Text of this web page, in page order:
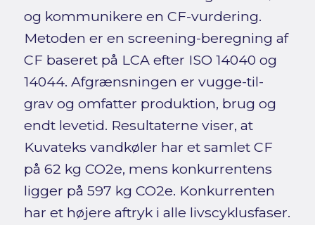
og kommunikere en CF-vurdering.
Metoden er en screening-beregning af
CF baseret på LCA efter ISO 14040 og
14044. Afgrænsningen er vugge-til-
grav og omfatter produktion, brug og
endt levetid. Resultaterne viser, at
Kuvateks vandkøler har et samlet CF
på 62 kg CO2e, mens konkurrentens
ligger på 597 kg CO2e. Konkurrenten
har et højere aftryk i alle livscyklusfaser.